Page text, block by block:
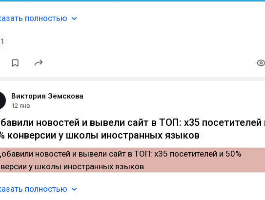
полностью
1
Виктория Земскова
12 янв
новостей и вывели сайт в ТОП: х35 посетителей
конверсии у школы иностранных языков
полностью